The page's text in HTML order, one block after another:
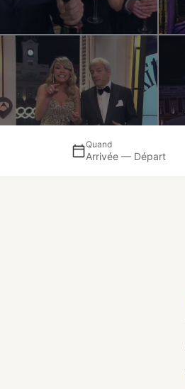
Quand
Arrivée — Départ